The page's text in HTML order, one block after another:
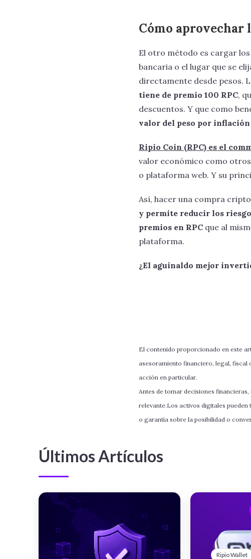
Cómo aprovechar
El otro método es cargar
bancaria o el lugar que se
directamente desde pesos.
tiene de premio 100 RPC,
descuentos. Y que como
valor del peso por
Ripio Coin (RPC) es el
valor económico como
o plataforma web. Y su
Así, hacer una compra
y permite reducir los
premios en RPC que al
plataforma.
¿El aguinaldo mejor
El contenido proporcionado en este
asesoramiento financiero, legal, fiscal
acción en particular.
Antes de tomar decisiones
relevante.Los activos digitales
o garantía sobre la posibilidad o
Últimos Artículos
Ripio Wallet